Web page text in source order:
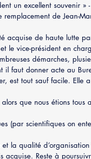
un excellent souvenir » -
remplacement de Jean-
acquise de haute lutte
le vice-président en
démarches,
il faut donner acte au
est tout sauf facile. Elle
que nous étions tous
(par scientifiques on
et la qualité
acquise. Reste à